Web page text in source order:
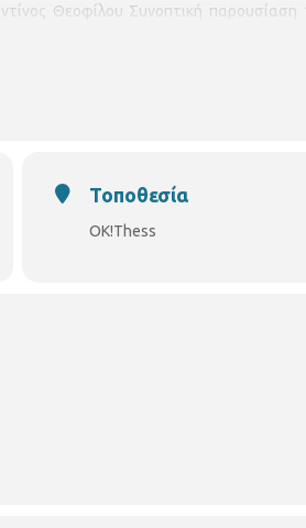
Θεοφίλου Συνοπτική παρουσίαση
Τοποθεσία
OK!Thess